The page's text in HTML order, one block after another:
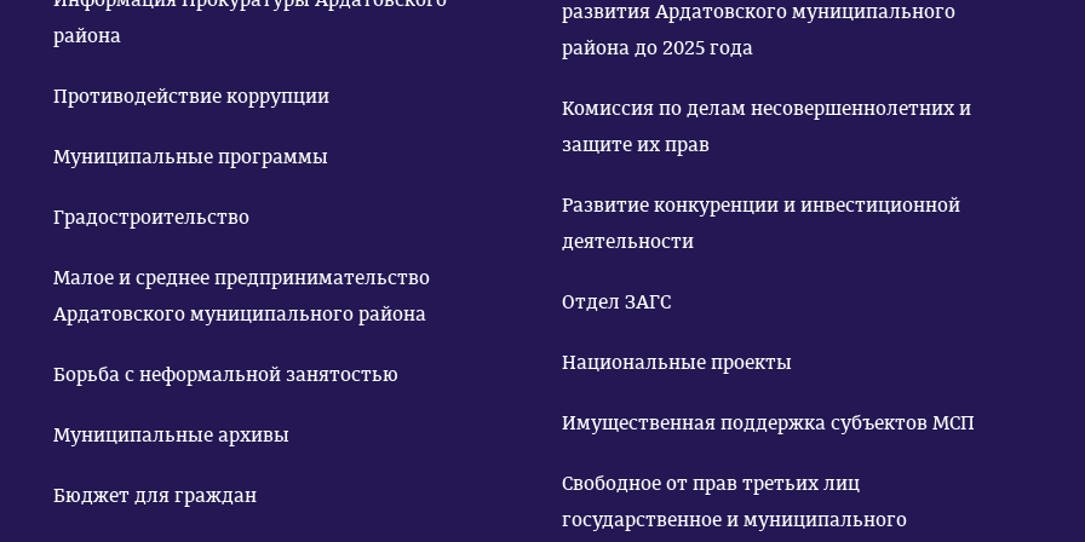
района
Противодействие коррупции
Муниципальные программы
Градостроительство
Малое и среднее предпринимательство
Ардатовского муниципального района
Борьба с неформальной занятостью
Муниципальные архивы
Бюджет для граждан
развития Ардатовского муниципального
района до 2025 года
Комиссия по делам несовершеннолетних и
защите их прав
Развитие конкуренции и инвестиционной
деятельности
Отдел ЗАГС
Национальные проекты
Имущественная поддержка субъектов МСП
Свободное от прав третьих лиц
государственное и муниципального